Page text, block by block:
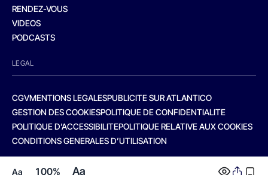
Aa 100% Aa
RENDEZ-VOUS
VIDEOS
PODCASTS
LEGAL
CGVMENTIONS LEGALESPUBLICITE SUR ATLANTICO
GESTION DES COOKIESPOLITIQUE DE CONFIDENTIALITE
POLITIQUE D’ACCESSIBILITEPOLITIQUE RELATIVE AUX COOKIES
CONDITIONS GENERALES D’UTILISATION